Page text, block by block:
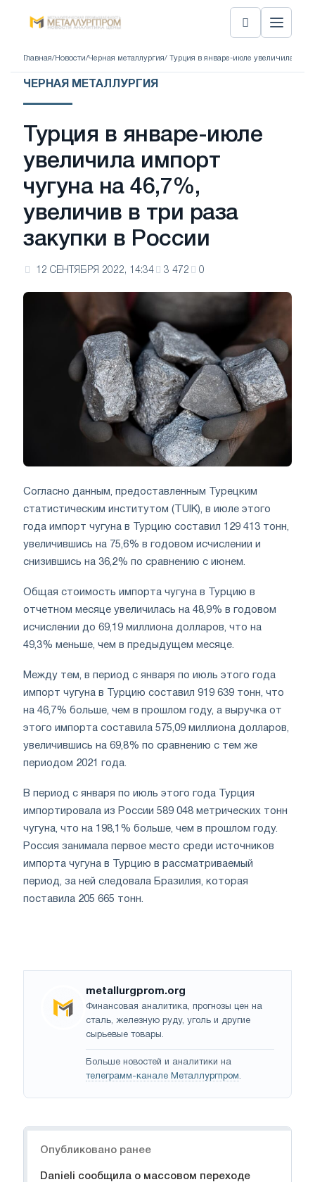
Главная/ Новости/Черная металлургия/ Турция в январе-июле увеличила
ЧЕРНАЯ МЕТАЛЛУРГИЯ
Турция в январе-июле
увеличила импорт
чугуна на 46,7%,
увеличив в три раза
закупки в России
12 СЕНТЯБРЯ 2022, 14:34 3 472 0
Согласно данным, предоставленным Турецким
статистическим институтом (TUIK), в июле этого
года импорт чугуна в Турцию составил 129 413 тонн,
увеличившись на 75,6% в годовом исчислении и
снизившись на 36,2% по сравнению с июнем.
Общая стоимость импорта чугуна в Турцию в
отчетном месяце увеличилась на 48,9% в годовом
исчислении до 69,19 миллиона долларов, что на
49,3% меньше, чем в предыдущем месяце.
Между тем, в период с января по июль этого года
импорт чугуна в Турцию составил 919 639 тонн, что
на 46,7% больше, чем в прошлом году, а выручка от
этого импорта составила 575,09 миллиона долларов,
увеличившись на 69,8% по сравнению с тем же
периодом 2021 года.
В период с января по июль этого года Турция
импортировала из России 589 048 метрических тонн
чугуна, что на 198,1% больше, чем в прошлом году.
Россия занимала первое место среди источников
импорта чугуна в Турцию в рассматриваемый
период, за ней следовала Бразилия, которая
поставила 205 665 тонн.
metallurgprom.org
Финансовая аналитика, прогнозы цен на
сталь, железную руду, уголь и другие
сырьевые товары.
Больше новостей и аналитики на
телеграмм-канале Металлургпром.
Опубликовано ранее
Danieli сообщила о массовом переходе